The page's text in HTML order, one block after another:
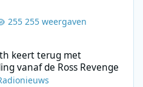
255 weergaven
keert terug met
vanaf de Ross Revenge